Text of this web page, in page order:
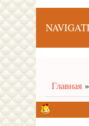
Главная »